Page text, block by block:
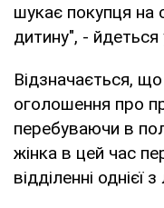
шукає покупця
дитину", - йдеться
Відзначається,
оголошення про
перебуваючи в
жінка в цей час
відділенні однієї